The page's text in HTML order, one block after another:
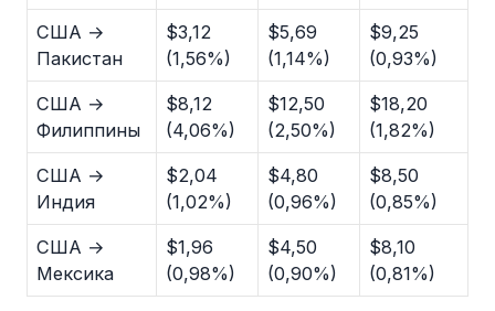
США →
Пакистан
$3,12
(1,56%)
$5,69
(1,14%)
$9,25
(0,93%)
США →
Филиппины
$8,12
(4,06%)
$12,50
(2,50%)
$18,20
(1,82%)
США →
Индия
$2,04
(1,02%)
$4,80
(0,96%)
$8,50
(0,85%)
США →
Мексика
$1,96
(0,98%)
$4,50
(0,90%)
$8,10
(0,81%)